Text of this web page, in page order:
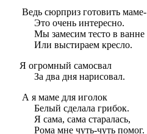
Ведь сюрприз готовить маме-
Это очень интересно.
Мы замесим тесто в ванне
Или выстираем кресло.
Я огромный самосвал
За два дня нарисовал.
А я маме для иголок
Белый сделала грибок.
Я сама, сама старалась,
Рома мне чуть-чуть помог.